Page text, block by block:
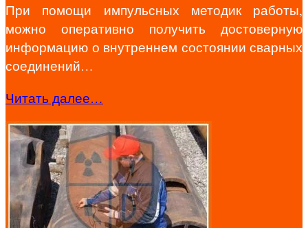
При помощи импульсных методик работы,
можно оперативно получить достоверную
информацию о внутреннем состоянии сварных
соединений…
Читать далее…